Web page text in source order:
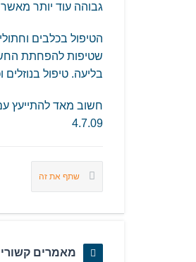
גבוהה עוד יותר
הטיפול בכלבים
שטיפות להפחתת
בליעה. טיפול
חשוב מאד להתייעץ
4.7.09
שתף את זה
מאמרים